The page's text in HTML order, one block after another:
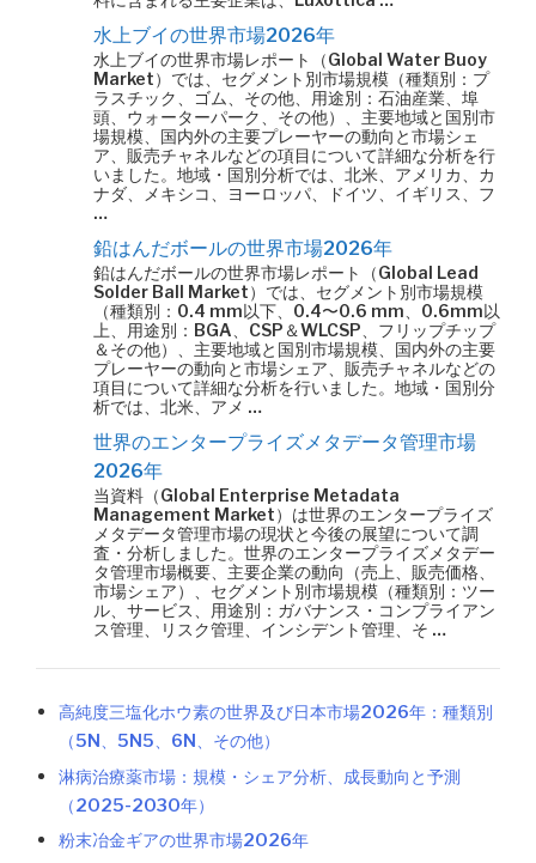
水上ブイの世界市場2026年
水上ブイの世界市場レポート（Global Water Buoy
Market）では、セグメント別市場規模（種類別：プ
ラスチック、ゴム、その他、用途別：石油産業、埠
頭、ウォーターパーク、その他）、主要地域と国別市
場規模、国内外の主要プレーヤーの動向と市場シェ
ア、販売チャネルなどの項目について詳細な分析を行
いました。地域・国別分析では、北米、アメリカ、カ
ナダ、メキシコ、ヨーロッパ、ドイツ、イギリス、フ
…
鉛はんだボールの世界市場2026年
鉛はんだボールの世界市場レポート（Global Lead
Solder Ball Market）では、セグメント別市場規模
（種類別：0.4 mm以下、0.4〜0.6 mm、0.6mm以
上、用途別：BGA、CSP＆WLCSP、フリップチップ
＆その他）、主要地域と国別市場規模、国内外の主要
プレーヤーの動向と市場シェア、販売チャネルなどの
項目について詳細な分析を行いました。地域・国別分
析では、北米、アメ …
世界のエンタープライズメタデータ管理市場
2026年
当資料（Global Enterprise Metadata
Management Market）は世界のエンタープライズ
メタデータ管理市場の現状と今後の展望について調
査・分析しました。世界のエンタープライズメタデー
タ管理市場概要、主要企業の動向（売上、販売価格、
市場シェア）、セグメント別市場規模（種類別：ツー
ル、サービス、用途別：ガバナンス・コンプライアン
ス管理、リスク管理、インシデント管理、そ …
高純度三塩化ホウ素の世界及び日本市場2026年：種類別
（5N、5N5、6N、その他）
淋病治療薬市場：規模・シェア分析、成長動向と予測
（2025-2030年）
粉末冶金ギアの世界市場2026年